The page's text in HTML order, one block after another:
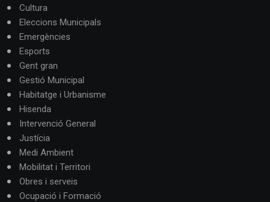
Cultura
Eleccions Municipals
Emergències
Esports
Gent gran
Gestió Municipal
Habitatge i Urbanisme
Hisenda
Intervenció General
Justícia
Medi Ambient
Mobilitat i Territori
Obres i serveis
Ocupació i Formació